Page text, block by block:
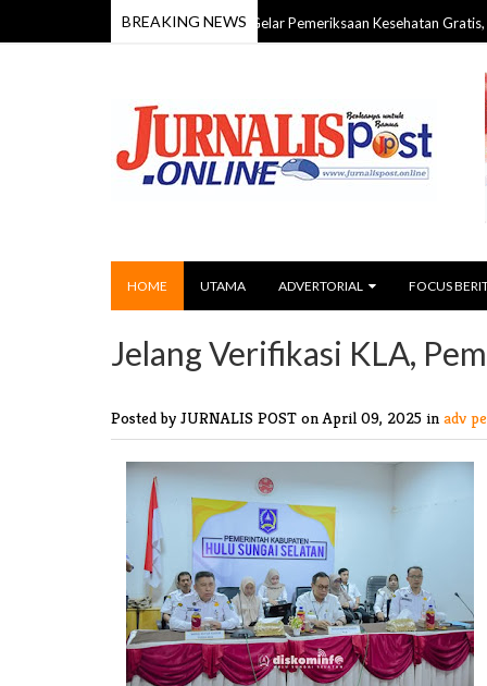
BREAKING NEWS
Kelas IIB Tamiang Layang Gelar Pemeriksaan Kesehatan Gratis, Jangkau
HOME UTAMA ADVERTORIAL FOCUS
Jelang Verifikasi KLA,
Posted by JURNALIS POST on April 09, 2025 in adv